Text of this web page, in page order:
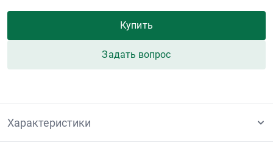
Купить
Задать вопрос
Характеристики